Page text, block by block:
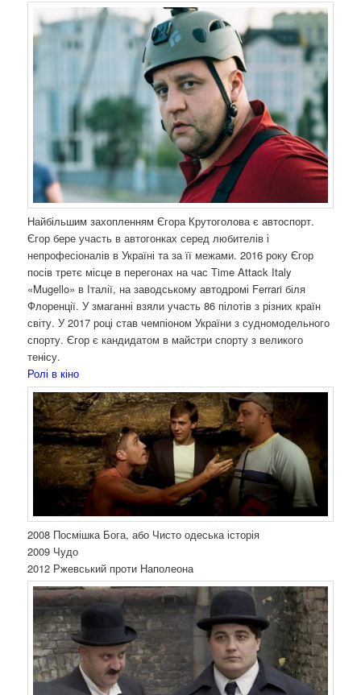
Найбільшим захопленням Єгора Крутоголова є автоспорт.
Єгор бере участь в автогонках серед любителів і
непрофесіоналів в Україні та за її межами. 2016 року Єгор
посів третє місце в перегонах на час Time Attack Italy
«Mugello» в Італії, на заводському автодромі Ferrari біля
Флоренції. У змаганні взяли участь 86 пілотів з різних країн
світу. У 2017 році став чемпіоном України з судномодельного
спорту. Єгор є кандидатом в майстри спорту з великого
тенісу.
Ролі в кіно
2008 Посмішка Бога, або Чисто одеська історія
2009 Чудо
2012 Ржевський проти Наполеона